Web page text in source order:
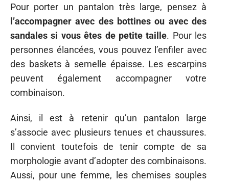
Pour porter un pantalon très large, pensez à
l’accompagner avec des bottines ou avec des
sandales si vous êtes de petite taille. Pour les
personnes élancées, vous pouvez l’enfiler avec
des baskets à semelle épaisse. Les escarpins
peuvent également accompagner votre
combinaison.
Ainsi, il est à retenir qu’un pantalon large
s’associe avec plusieurs tenues et chaussures.
Il convient toutefois de tenir compte de sa
morphologie avant d’adopter des combinaisons.
Aussi, pour une femme, les chemises souples